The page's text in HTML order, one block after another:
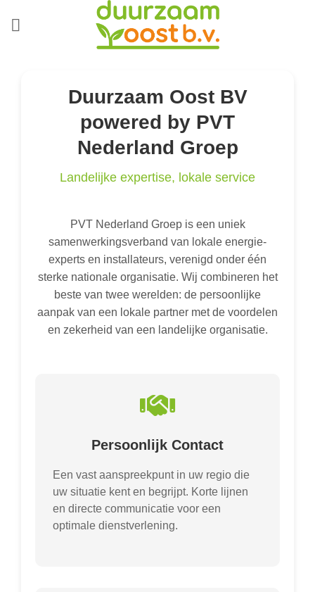
Duurzaam Oost BV
powered by PVT
Nederland Groep
Landelijke expertise, lokale service
PVT Nederland Groep is een uniek
samenwerkingsverband van lokale energie-
experts en installateurs, verenigd onder één
sterke nationale organisatie. Wij combineren het
beste van twee werelden: de persoonlijke
aanpak van een lokale partner met de voordelen
en zekerheid van een landelijke organisatie.
Persoonlijk Contact
Een vast aanspreekpunt in uw regio die
uw situatie kent en begrijpt. Korte lijnen
en directe communicatie voor een
optimale dienstverlening.